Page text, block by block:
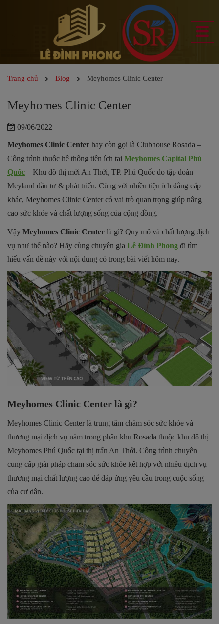
Trang chủ Blog Meyhomes Clinic Center
Meyhomes Clinic Center
09/06/2022
Meyhomes Clinic Center hay còn gọi là Clubhouse Rosada –
Công trình thuộc hệ thống tiện ích tại Meyhomes Capital Phú
Quốc – Khu đô thị mới An Thới, TP. Phú Quốc do tập đoàn
Meyland đầu tư & phát triển. Cùng với nhiều tiện ích đẳng cấp
khác, Meyhomes Clinic Center có vai trò quan trọng giúp nâng
cao sức khỏe và chất lượng sống của cộng đồng.
Vậy Meyhomes Clinic Center là gì? Quy mô và chất lượng dịch
vụ như thế nào? Hãy cùng chuyên gia Lê Đình Phong đi tìm
hiểu vấn đề này với nội dung có trong bài viết hôm nay.
Meyhomes Clinic Center là gì?
Meyhomes Clinic Center là trung tâm chăm sóc sức khỏe và
thương mại dịch vụ năm trong phân khu Rosada thuộc khu đô thị
Meyhomes Phú Quốc tại thị trấn An Thới. Công trình chuyên
cung cấp giải pháp chăm sóc sức khỏe kết hợp với nhiều dịch vụ
thương mại chất lượng cao để đáp ứng yêu cầu trong cuộc sống
của cư dân.